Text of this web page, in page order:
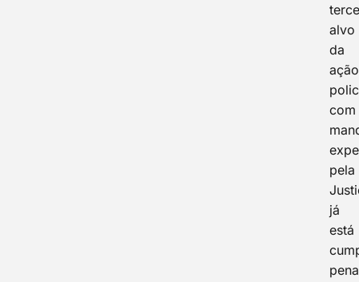
alvo
da
ação
com
pela
já
está
pena